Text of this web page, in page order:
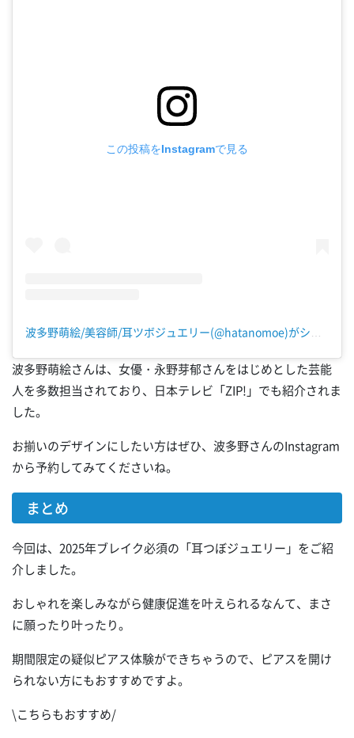
この投稿をInstagramで見る
波多野萌絵さんは、女優・永野芽郁さんをはじめとした芸能
人を多数担当されており、日本テレビ「ZIP!」でも紹介されま
した。
お揃いのデザインにしたい方はぜひ、波多野さんのInstagram
から予約してみてくださいね。
まとめ
今回は、2025年ブレイク必須の「耳つぼジュエリー」をご紹
介しました。
おしゃれを楽しみながら健康促進を叶えられるなんて、まさ
に願ったり叶ったり。
期間限定の疑似ピアス体験ができちゃうので、ピアスを開け
られない方にもおすすめですよ。
\こちらもおすすめ/